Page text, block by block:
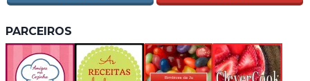
PARCEIROS